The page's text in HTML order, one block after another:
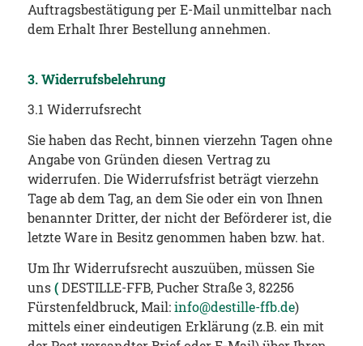
Auftragsbestätigung per E-Mail unmittelbar nach
dem Erhalt Ihrer Bestellung annehmen.
3. Widerrufsbelehrung
3.1 Widerrufsrecht
Sie haben das Recht, binnen vierzehn Tagen ohne
Angabe von Gründen diesen Vertrag zu
widerrufen. Die Widerrufsfrist beträgt vierzehn
Tage ab dem Tag, an dem Sie oder ein von Ihnen
benannter Dritter, der nicht der Beförderer ist, die
letzte Ware in Besitz genommen haben bzw. hat.
Um Ihr Widerrufsrecht auszuüben, müssen Sie
uns(DESTILLE-FFB, Pucher Straße 3, 82256
Fürstenfeldbruck, Mail:info@destille-ffb.de)
mittels einer eindeutigen Erklärung (z.B. ein mit